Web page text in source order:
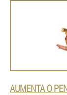
AUMENTA O